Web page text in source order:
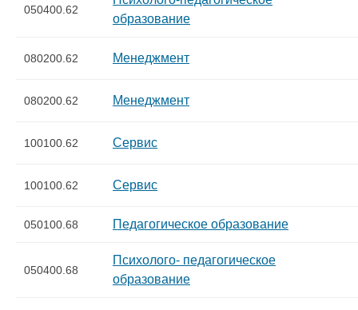
050400.62
образование
080200.62 Менеджмент
080200.62 Менеджмент
100100.62 Сервис
100100.62 Сервис
050100.68 Педагогическое образование
050400.68
Психолого- педагогическое
образование